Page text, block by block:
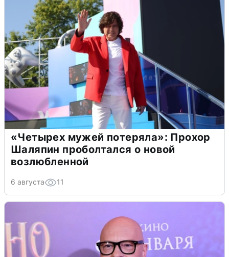
«Четырех мужей потеряла»: Прохор
Шаляпин проболтался о новой
возлюбленной
6 августа 11